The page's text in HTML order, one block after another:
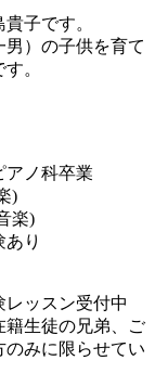
子です。
）の子供を育て
。
アノ科卒業
)
楽)
り
レッスン受付中
生徒の兄弟、ご
みに限らせてい